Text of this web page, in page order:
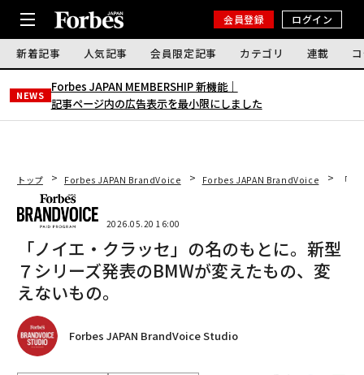
会員登録 ログイン
新着記事 人気記事 会員限定記事 カテゴリ 連載
NEWS
Forbes JAPAN MEMBERSHIP 新機能｜
記事ページ内の広告表示を最小限にしました
トップ Forbes JAPAN BrandVoice Forbes JAPAN BrandVoice 「
2026.05.20 16:00
「ノイエ・クラッセ」の名のもとに。新型
７シリーズ発表のBMWが変えたもの、変
えないもの。
Forbes JAPAN BrandVoice Studio